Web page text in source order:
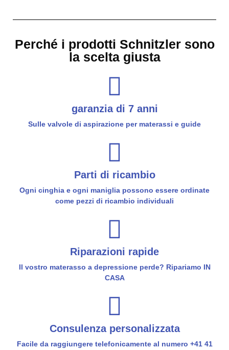
Perché i prodotti Schnitzler sono
la scelta giusta
garanzia di 7 anni
Sulle valvole di aspirazione per materassi e guide
Parti di ricambio
Ogni cinghia e ogni maniglia possono essere ordinate
come pezzi di ricambio individuali
Riparazioni rapide
Il vostro materasso a depressione perde? Ripariamo IN
CASA
Consulenza personalizzata
Facile da raggiungere telefonicamente al numero +41 41